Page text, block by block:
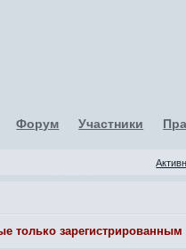
Форум Участники
только